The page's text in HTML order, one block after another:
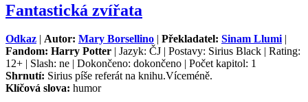
Fantastická zvířata
Odkaz | Autor: Mary Borsellino | Překladatel: Sinam Llumi|
Fandom: Harry Potter | Jazyk: ČJ | Postavy: Sirius Black | Rating:
12+ | Slash: ne | Dokončeno: dokončeno | Počet kapitol: 1
Shrnutí: Sirius píše referát na knihu.Víceméně.
Klíčová slova: humor